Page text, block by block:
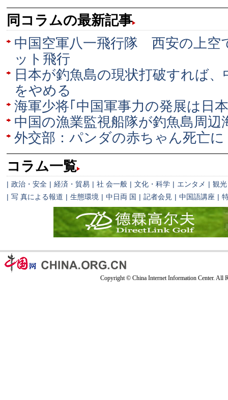
同コラムの最新記事
中国空軍八一飛行隊 西安の上空
ット飛行
日本が釣魚島の現状打破すれば
をやめる
海軍少将｢中国軍事力の発展は日
中国の漁業監視船隊が釣魚島周辺
外交部：パンダの赤ちゃん死亡
コラム一覧
| 政治・安全 | 経済・貿易 | 社 会一般 | 文化・科学 | エンタメ | 観光
| 写 真による報道 | 生態環境 | 中日両 国 | 記者会見 | 中国語講座 |